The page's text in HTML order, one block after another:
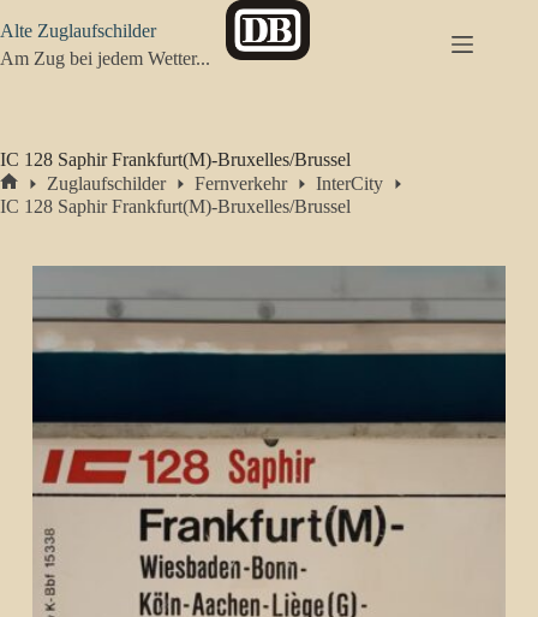
Inhalt
springen
Alte Zuglaufschilder
Am Zug bei jedem Wetter...
IC 128 Saphir Frankfurt(M)-Bruxelles/Brussel
Start
Zuglaufschilder Fernverkehr
InterCity
IC 128 Saphir Frankfurt(M)-Bruxelles/Brussel